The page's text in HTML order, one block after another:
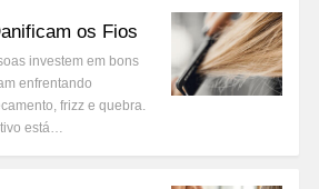
os Fios
investem em bons
enfrentando
frizz e quebra.
está…